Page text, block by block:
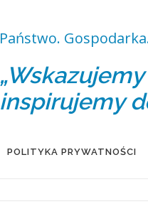
Państwo.
inspirujemy
POLITYKA PRYWATNOŚCI